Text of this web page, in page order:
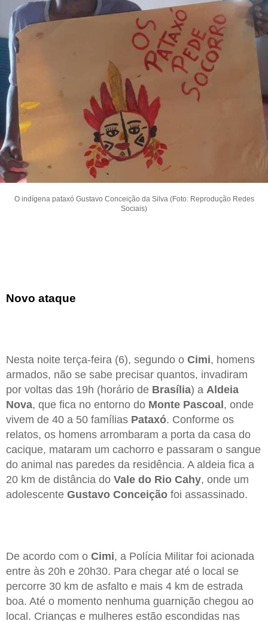
O indígena pataxó Gustavo Conceição da Silva (Foto: Reprodução Redes
Sociais)
Novo ataque
Nesta noite terça-feira (6), segundo o Cimi, homens
armados, não se sabe precisar quantos, invadiram
por voltas das 19h (horário de Brasília) a Aldeia
Nova, que fica no entorno do Monte Pascoal, onde
vivem de 40 a 50 famílias Pataxó. Conforme os
relatos, os homens arrombaram a porta da casa do
cacique, mataram um cachorro e passaram o sangue
do animal nas paredes da residência. A aldeia fica a
20 km de distância do Vale do Rio Cahy, onde um
adolescente Gustavo Conceição foi assassinado.
De acordo com o Cimi, a Polícia Militar foi acionada
entre às 20h e 20h30. Para chegar até o local se
percorre 30 km de asfalto e mais 4 km de estrada
boa. Até o momento nenhuma guarnição chegou ao
local. Crianças e mulheres estão escondidas nas